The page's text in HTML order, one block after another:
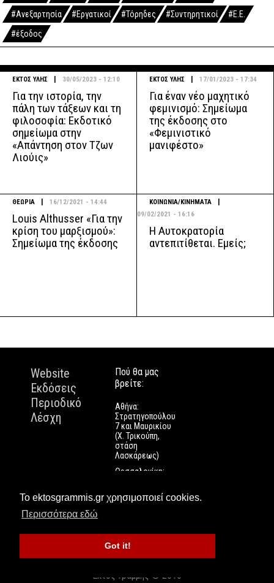
Το ektosgrammis.gr χρησιμοποιεί cookies.
Περισσότερα εδώ
Got it!
#Ανεξαρτησία
#Εργατικοί #Τόρηδες #Συντηρητικοί
#Ε.Ε.
#έξοδος
ΕΚΤΟΣ ΥΛΗΣ 30/05/2023 - 12:10
Για την ιστορία, την
πάλη των τάξεων και τη
φιλοσοφία: Εκδοτικό
σημείωμα στην
«Απάντηση στον Τζων
Λιούις»
ΕΚΤΟΣ ΥΛΗΣ 17/01/2023 - 17:34
Για έναν νέο μαχητικό
φεμινισμό: Σημείωμα
της έκδοσης στο
«Φεμινιστικό
μανιφέστο»
ΘΕΩΡΙΑ 16/12/2021 - 14:44
Louis Althusser «Για την
κρίση του μαρξισμού»:
Σημείωμα της έκδοσης
ΚΟΙΝΩΝΙΑ/ΚΙΝΗΜΑΤΑ
09/02/2021 - 16:16
Η Αυτοκρατορία
αντεπιτίθεται. Εμείς;
Website
Εκδόσεις
Περιοδικό
Λέσχη
Πού θα μας
βρείτε:
Αθήνα:
Στρατηγοπούλου
7 και Μαυρικίου
(Χ. Τρικούπη,
στάση
Λασκάρεως)
Θεσσαλονίκη:
Πάτρα: Τριών
Εκτός Γραμμής © 2016